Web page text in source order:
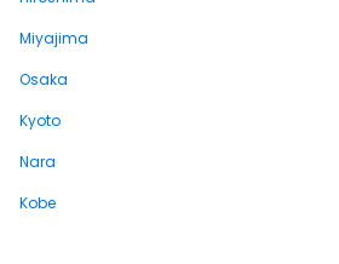
Miyajima
Osaka
Kyoto
Nara
Kobe